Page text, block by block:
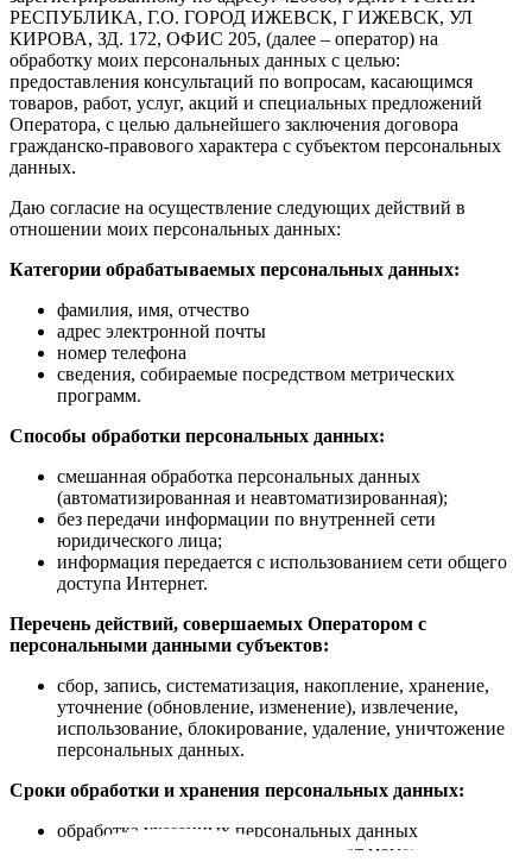
РЕСПУБЛИКА, Г.О. ГОРОД ИЖЕВСК, Г ИЖЕВСК, УЛ
КИРОВА, ЗД. 172, ОФИС 205, (далее – оператор) на
обработку моих персональных данных с целью:
предоставления консультаций по вопросам, касающимся
товаров, работ, услуг, акций и специальных предложений
Оператора, с целью дальнейшего заключения договора
гражданско-правового характера с субъектом персональных
данных.
Даю согласие на осуществление следующих действий в
отношении моих персональных данных:
Категории обрабатываемых персональных данных:
фамилия, имя, отчество
адрес электронной почты
номер телефона
сведения, собираемые посредством метрических
программ.
Способы обработки персональных данных:
смешанная обработка персональных данных
(автоматизированная и неавтоматизированная);
без передачи информации по внутренней сети
юридического лица;
информация передается с использованием сети общего
доступа Интернет.
Перечень действий, совершаемых Оператором с
персональными данными субъектов:
сбор, запись, систематизация, накопление, хранение,
уточнение (обновление, изменение), извлечение,
использование, блокирование, удаление, уничтожение
персональных данных.
Сроки обработки и хранения персональных данных:
обработка указанных персональных данных
осуществляется в течение пяти лет от момента